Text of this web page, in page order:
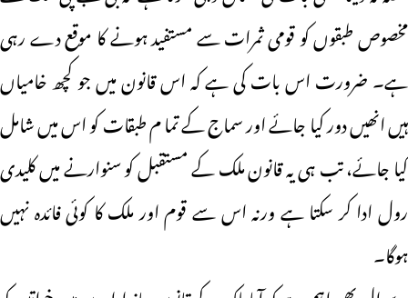
مخصوص طبقوں کو قومی ثمرات سے مستفید ہونے کا موقع دے رہی
ہے۔ ضرورت اس بات کی ہے کہ اس قانون میں جو کچھ خامیاں
ہیں انھیں دور کیا جائے اور سماج کے تما م طبقات کو اس میں شامل
کیا جائے، تب ہی یہ قانون ملک کے مستقبل کو سنوارنے میں کلیدی
رول ادا کر سکتا ہے ورنہ اس سے قوم اور ملک کا کوئی فائدہ نہیں
ہوگا۔